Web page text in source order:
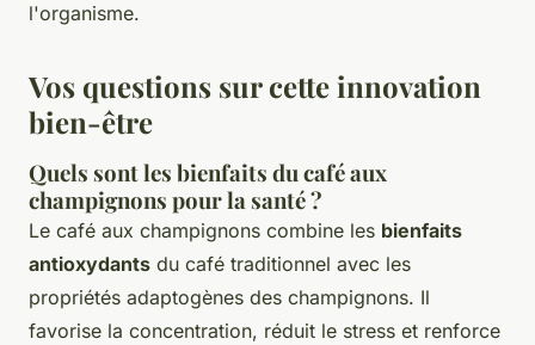
l'organisme.
Vos questions sur cette innovation
bien-être
Quels sont les bienfaits du café aux
champignons pour la santé ?
Le café aux champignons combine les bienfaits
antioxydants du café traditionnel avec les
propriétés adaptogènes des champignons. Il
favorise la concentration, réduit le stress et renforce